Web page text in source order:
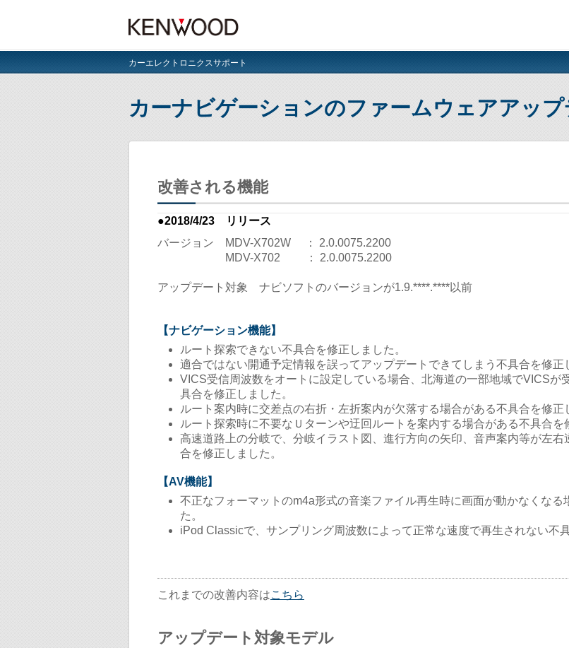
カーエレクトロニクスサポート
カーナビゲーションのファームウェアアップ
改善される機能
●2018/4/23 リリース
バージョン
MDV-X702W ： 2.0.0075.2200
MDV-X702 ： 2.0.0075.2200
アップデート対象 ナビソフトのバージョンが1.9.****.****以前
【ナビゲーション機能】
ルート探索できない不具合を修正しました。
適合ではない開通予定情報を誤ってアップデートできてしまう不具合を修正
VICS受信周波数をオートに設定している場合、北海道の一部地域でVICSが
具合を修正しました。
ルート案内時に交差点の右折・左折案内が欠落する場合がある不具合を修正
ルート探索時に不要なＵターンや迂回ルートを案内する場合がある不具合を
高速道路上の分岐で、分岐イラスト図、進行方向の矢印、音声案内等が左
合を修正しました。
【AV機能】
不正なフォーマットのm4a形式の音楽ファイル再生時に画面が動かなくなる
た。
iPod Classicで、サンプリング周波数によって正常な速度で再生されない不
これまでの改善内容はこちら
アップデート対象モデル